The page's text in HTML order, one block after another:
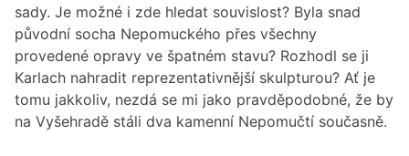
sady. Je možné i zde hledat souvislost? Byla snad
původní socha Nepomuckého přes všechny
provedené opravy ve špatném stavu? Rozhodl se ji
Karlach nahradit reprezentativnější skulpturou? Ať je
tomu jakkoliv, nezdá se mi jako pravděpodobné, že by
na Vyšehradě stáli dva kamenní Nepomučtí současně.